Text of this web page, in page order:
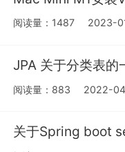
阅读量：1487 2023-
JPA 关于分类表的
阅读量：883 2022-
关于Spring boot